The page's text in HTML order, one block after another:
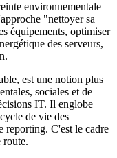
environnementale
"nettoyer sa
équipements, optimiser
des serveurs,
est une notion plus
sociales et de
IT. Il englobe
de vie des
reporting. C'est le cadre
route.